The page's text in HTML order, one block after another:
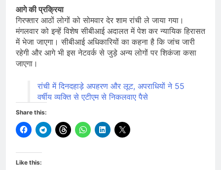
आगे की प्रक्रिया
गिरफ्तार आठों लोगों को सोमवार देर शाम रांची ले जाया गया।
मंगलवार को इन्हें विशेष सीबीआई अदालत में पेश कर न्यायिक हिरासत
में भेजा जाएगा। सीबीआई अधिकारियों का कहना है कि जांच जारी
रहेगी और आगे भी इस नेटवर्क से जुड़े अन्य लोगों पर शिकंजा कसा
जाएगा।
रांची में दिनदहाड़े अपहरण और लूट, अपराधियों ने 55
वर्षीय व्यक्ति से एटीएम से निकलवाए पैसे
Share this:
Like this: